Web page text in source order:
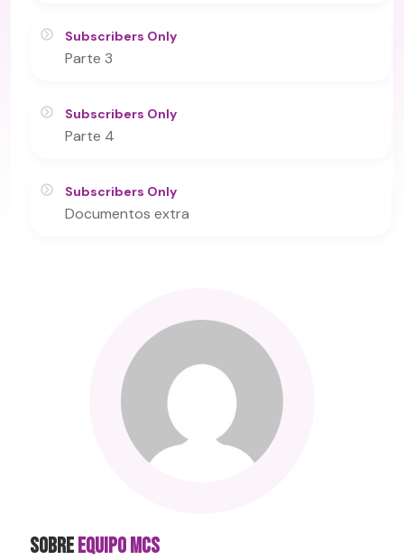
Subscribers Only
Parte 3
Subscribers Only
Parte 4
Subscribers Only
Documentos extra
SOBRE Equipo MCS